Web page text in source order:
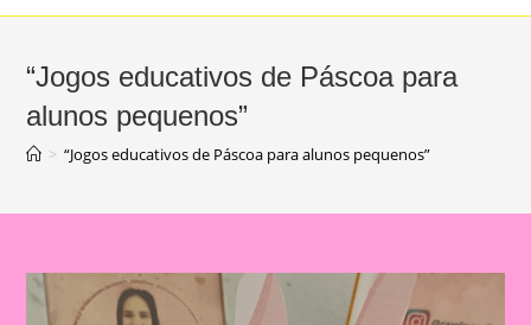
“Jogos educativos de Páscoa para
alunos pequenos”
> “Jogos educativos de Páscoa para alunos pequenos”